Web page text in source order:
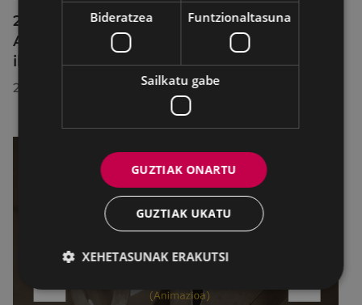
2026ko Delta Cultura Saria jaso du
Armagintzaren Museoak, izandako
ibilbideagatik
2026/07/23
Bideratzea Funtzionaltasuna
Sailkatu gabe
GUZTIAK ONARTU
GUZTIAK UKATU
XEHETASUNAK ERAKUTSI